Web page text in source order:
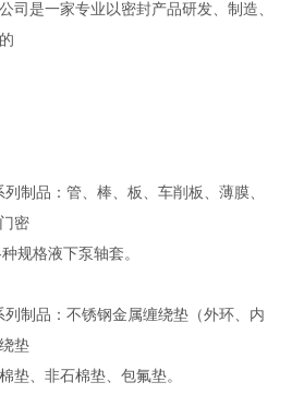
司是一家专业以密封产品研发、制造、
制品：管、棒、板、车削板、薄膜、
密
规格液下泵轴套。
制品：不锈钢金属缠绕垫（外环、内
垫
垫、非石棉垫、包氟垫。